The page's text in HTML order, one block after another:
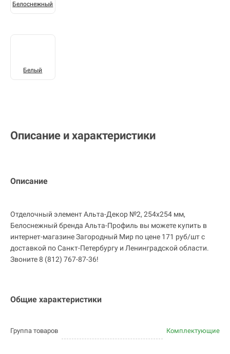
Белоснежный
Белый
Описание и характеристики
Описание
Отделочный элемент Альта-Декор №2, 254х254 мм,
Белоснежный бренда Альта-Профиль вы можете купить в
интернет-магазине Загородный Мир по цене 171 руб/шт с
доставкой по Санкт-Петербургу и Ленинградской области.
Звоните 8 (812) 767-87-36!
Общие характеристики
Группа товаров Комплектующие